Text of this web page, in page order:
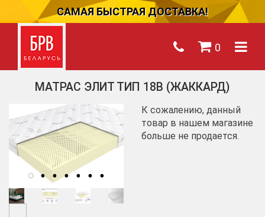
САМАЯ БЫСТРАЯ ДОСТАВКА!
0
МАТРАС ЭЛИТ ТИП 18B (ЖАККАРД)
К сожалению, данный
товар в нашем магазине
больше не продается.